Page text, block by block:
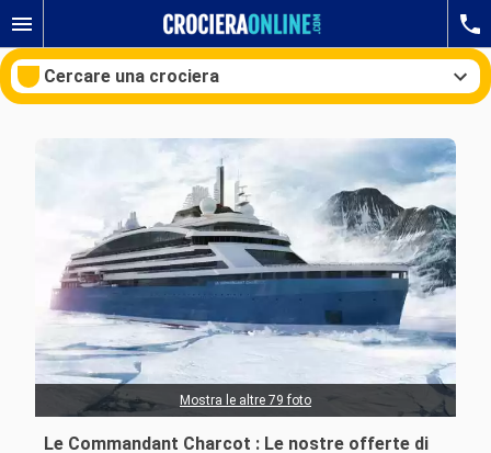
Cercare una crociera
Le nostre destinazioni
Mesi di partenza
Porti Compagnie
Le Commandant Charcot : Le nostre offerte di
Mostra le altre 79 foto